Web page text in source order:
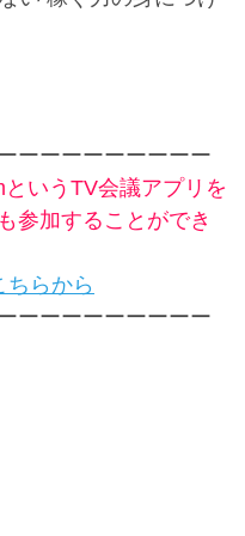
ーーーーーーーーー
いうTV会議アプリを
参加することができ
ちらから
ーーーーーーーーー